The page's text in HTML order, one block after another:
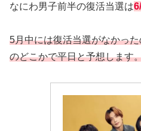
なにわ男子前半の復活当選は
5月中には復活当選がなかっ
のどこかで平日と予想します